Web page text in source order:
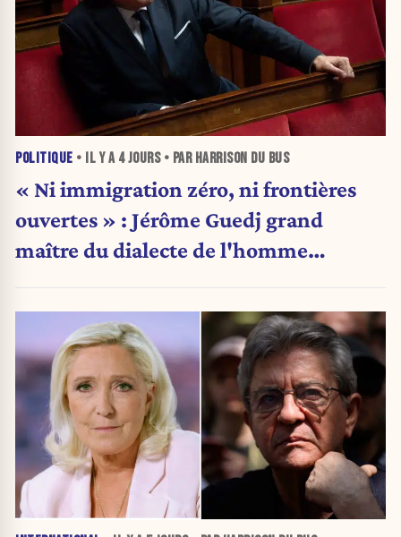
POLITIQUE • IL Y A 4 JOURS• PAR HARRISON DU BUS
« Ni immigration zéro, ni frontières
ouvertes » : Jérôme Guedj grand
maître du dialecte de l'homme